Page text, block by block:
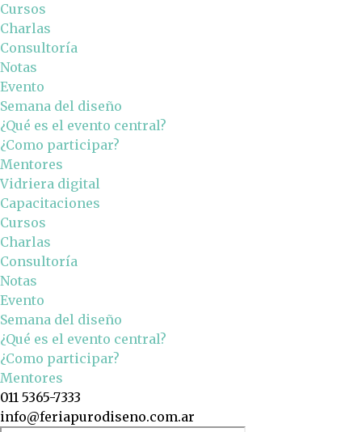
Cursos
Charlas
Consultoría
Notas
Evento
Semana del diseño
¿Qué es el evento central?
¿Como participar?
Mentores
Vidriera digital
Capacitaciones
Cursos
Charlas
Consultoría
Notas
Evento
Semana del diseño
¿Qué es el evento central?
¿Como participar?
Mentores
011 5365-7333
info@feriapurodiseno.com.ar